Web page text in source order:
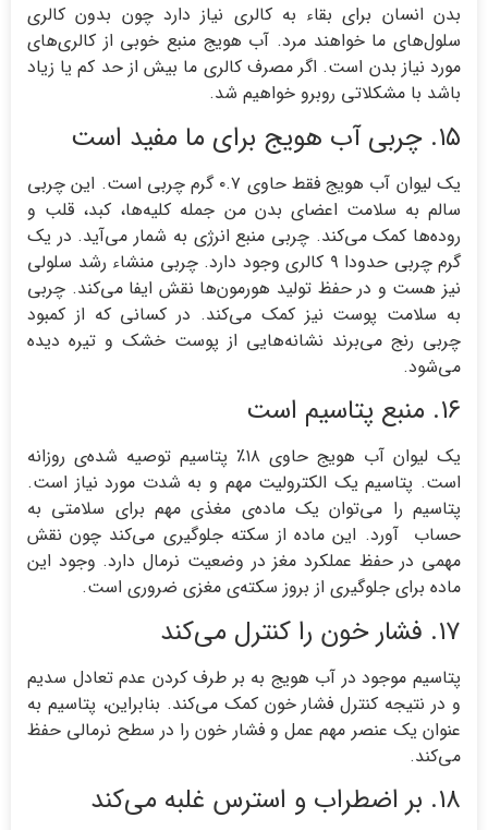
بدن انسان برای بقاء به کالری نیاز دارد چون بدون کالری
سلول‌های ما خواهند مرد. آب هویج منبع خوبی از کالری‌های
مورد نیاز بدن است. اگر مصرف کالری ما بیش از حد کم یا زیاد
باشد با مشکلاتی روبرو خواهیم شد.
۱۵. چربی آب هویج برای ما مفید است
یک لیوان آب هویج فقط حاوی ۰.۷ گرم چربی است. این چربی
سالم به سلامت اعضای بدن من جمله کلیه‌ها، کبد، قلب و
روده‌ها کمک می‌کند. چربی منبع انرژی به شمار می‌آید. در یک
گرم چربی حدودا ۹ کالری وجود دارد. چربی منشاء رشد سلولی
نیز هست و در حفظ تولید هورمون‌ها نقش ایفا می‌کند. چربی
به سلامت پوست نیز کمک می‌کند. در کسانی که از کمبود
چربی رنج می‌برند نشانه‌هایی از پوست خشک و تیره دیده
می‌شود.
۱۶. منبع پتاسیم است
یک لیوان آب هویج حاوی ۱۸٪ پتاسیم توصیه شده‌ی روزانه‌
است. پتاسیم یک الکترولیت مهم و به شدت مورد نیاز است.
پتاسیم را می‌توان یک ماده‌ی مغذی مهم برای سلامتی به
حساب آورد. این ماده از سکته جلوگیری می‌کند چون نقش
مهمی در حفظ عملکرد مغز در وضعیت نرمال دارد. وجود این
ماده برای جلوگیری از بروز سکته‌ی مغزی ضروری است.
۱۷. فشار خون را کنترل می‌کند
پتاسیم موجود در آب هویج به بر طرف کردن عدم تعادل سدیم
و در نتیجه کنترل فشار خون کمک می‌کند. بنابراین، پتاسیم به
عنوان یک عنصر مهم عمل و فشار خون را در سطح نرمالی حفظ
می‌کند.
۱۸. بر اضطراب و استرس غلبه می‌کند